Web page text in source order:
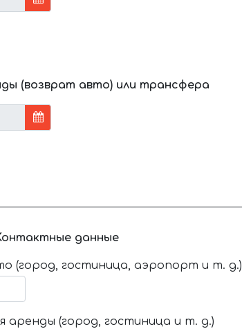
(возврат авто) или трансфера
данные
(город, гостиница, аэропорт и т. д.)
аренды (город, гостиница и т. д.)